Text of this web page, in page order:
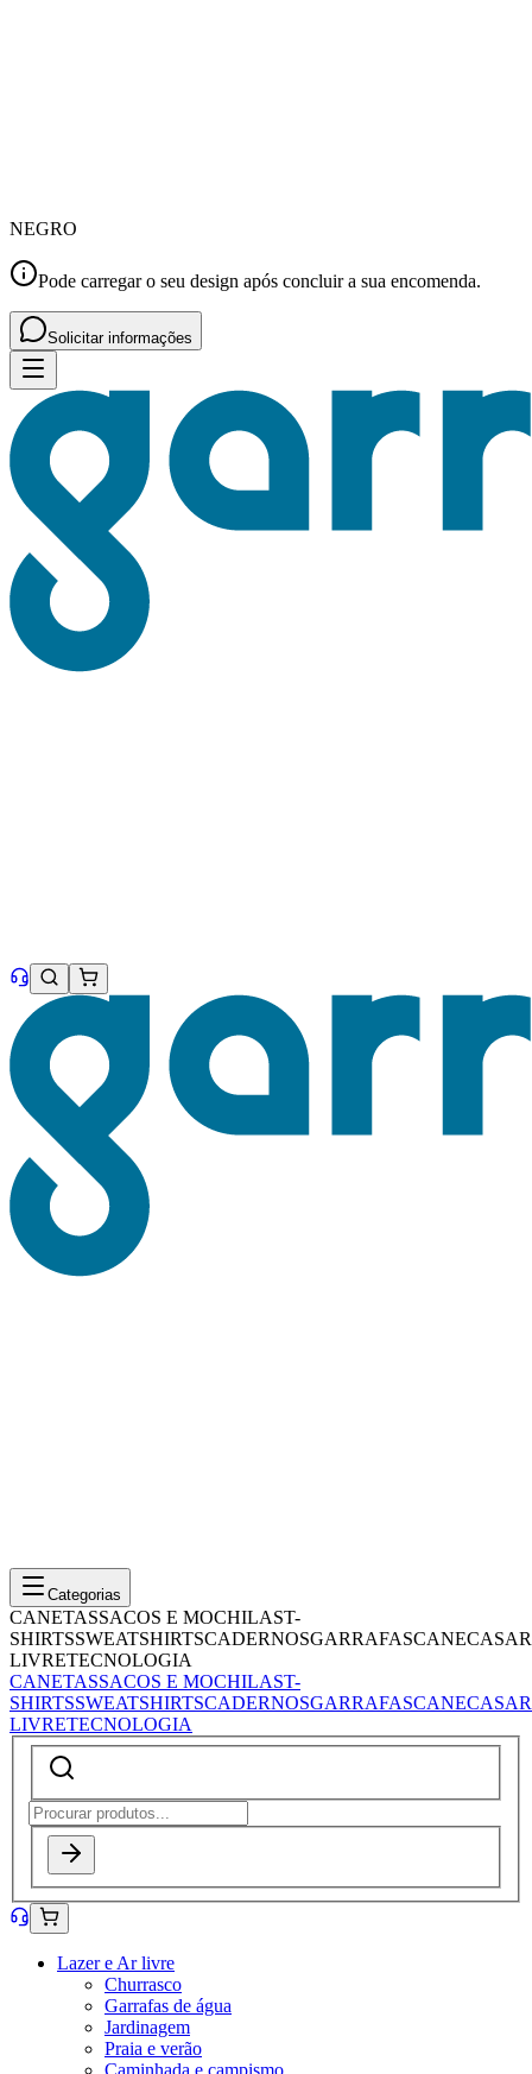
NEGRO
Pode carregar o seu design após concluir a sua encomenda.
Solicitar informações
Categorias
CANETASSACOS E MOCHILAST-
SHIRTSSWEATSHIRTSCADERNOSGARRAFASCANECASAR
LIVRETECNOLOGIA
CANETASSACOS E MOCHILAST-
SHIRTSSWEATSHIRTSCADERNOSGARRAFASCANECASAR
LIVRETECNOLOGIA
Lazer e Ar livre
Churrasco
Garrafas de água
Jardinagem
Praia e verão
Caminhada e campismo